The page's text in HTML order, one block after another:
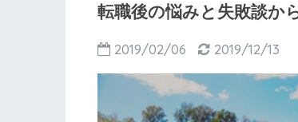
転職後の悩みと失敗談か
2019/02/06 2019/12/13